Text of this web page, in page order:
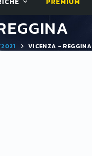
VICENZA - REGGINA